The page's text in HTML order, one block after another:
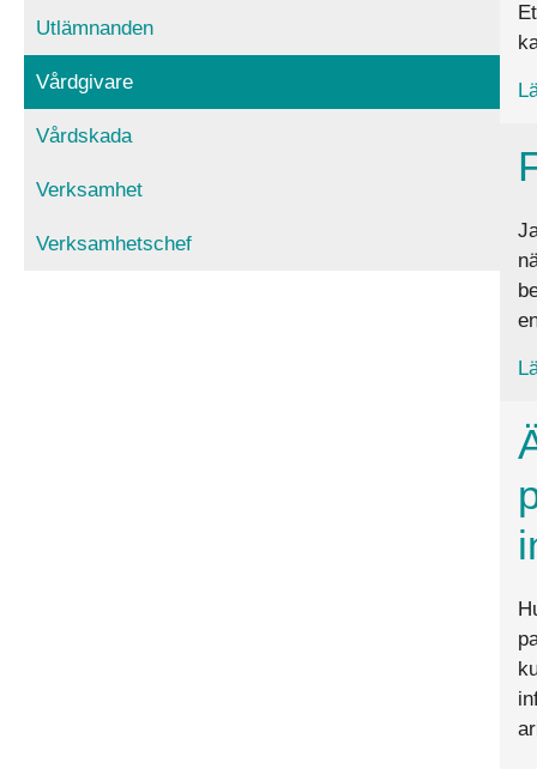
Utlämnanden
Vårdgivare
Vårdskada
Verksamhet
Verksamhetschef